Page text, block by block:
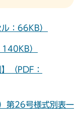
：66KB）
）
（PDF：
第26号様式別表一